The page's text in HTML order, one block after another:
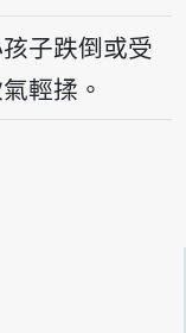
子跌倒或受
輕揉。